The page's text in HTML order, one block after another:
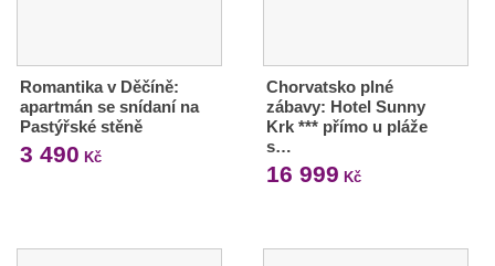
Romantika v Děčíně:
apartmán se snídaní na
Pastýřské stěně
3 490 Kč
Chorvatsko plné
zábavy: Hotel Sunny
Krk *** přímo u pláže
s…
16 999 Kč